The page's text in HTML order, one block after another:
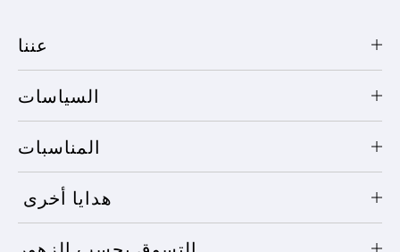
عننا
السياسات
المناسبات